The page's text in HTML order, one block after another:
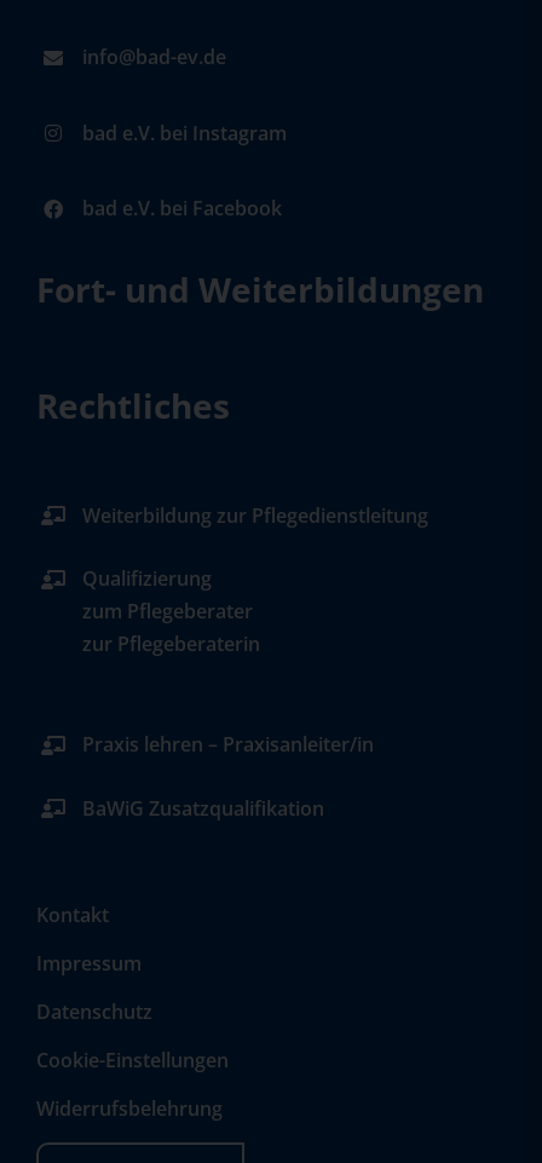
info@bad-ev.de
bad e.V. bei Instagram
bad e.V. bei Facebook
Fort- und Weiterbildungen
Rechtliches
Weiterbildung zur Pflegedienstleitung
Qualifizierung
zum Pflegeberater
zur Pflegeberaterin
Praxis lehren – Praxisanleiter/in
BaWiG Zusatzqualifikation
Kontakt
Impressum
Datenschutz
Cookie-Einstellungen
Widerrufsbelehrung